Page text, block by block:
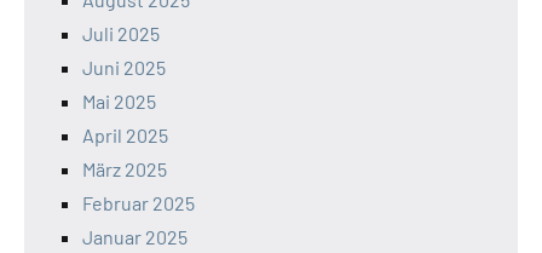
Juli 2025
Juni 2025
Mai 2025
April 2025
März 2025
Februar 2025
Januar 2025